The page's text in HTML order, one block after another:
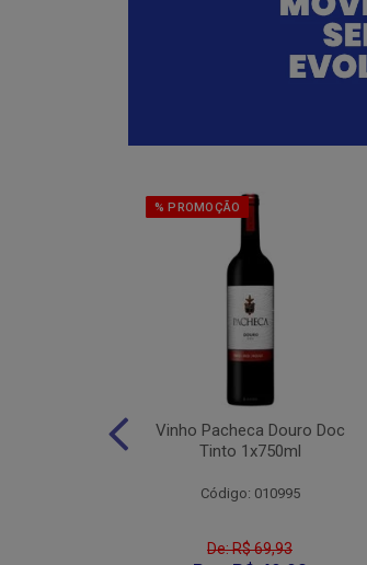
% PROMOÇÃO
Vinho Pacheca Douro Doc
Tinto 1x750ml
Código: 010995
De: R$ 69,93